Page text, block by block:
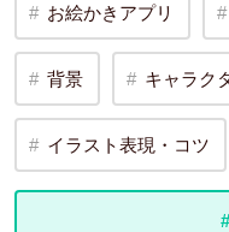
お絵かきアプリ
背景 キャラク
イラスト表現・コツ